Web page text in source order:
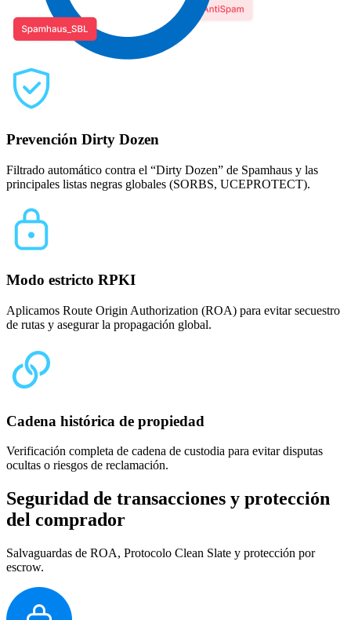
Prevención Dirty Dozen
Filtrado automático contra el “Dirty Dozen” de Spamhaus y las
principales listas negras globales (SORBS, UCEPROTECT).
Modo estricto RPKI
Aplicamos Route Origin Authorization (ROA) para evitar secuestro
de rutas y asegurar la propagación global.
Cadena histórica de propiedad
Verificación completa de cadena de custodia para evitar disputas
ocultas o riesgos de reclamación.
Seguridad de transacciones y protección
del comprador
Salvaguardas de ROA, Protocolo Clean Slate y protección por
escrow.